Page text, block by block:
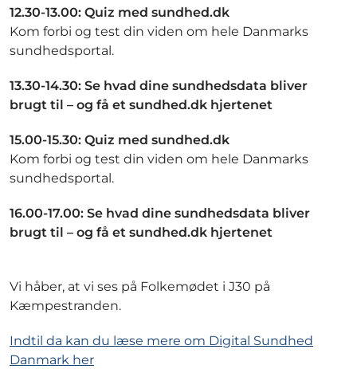
12.30-13.00: Quiz med sundhed.dk
Kom forbi og test din viden om hele Danmarks
sundhedsportal.​
13.30-14.30: Se hvad dine sundhedsdata bliver
brugt til – og få et sundhed.dk hjertenet
15.00-15.30: Quiz med sundhed.dk
Kom forbi og test din viden om hele Danmarks
sundhedsportal.​
16.00-17.00: Se hvad dine sundhedsdata bliver
brugt til – og få et sundhed.dk hjertenet
Vi håber, at vi ses på Folkemødet i J30 på
Kæmpestranden.
Indtil da kan du læse mere om Digital Sundhed
Danmark her